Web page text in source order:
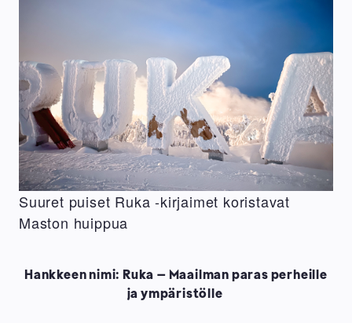
Suuret puiset Ruka -kirjaimet koristavat
Maston huippua
Hankkeen nimi: Ruka – Maailman paras perheille
ja ympäristölle